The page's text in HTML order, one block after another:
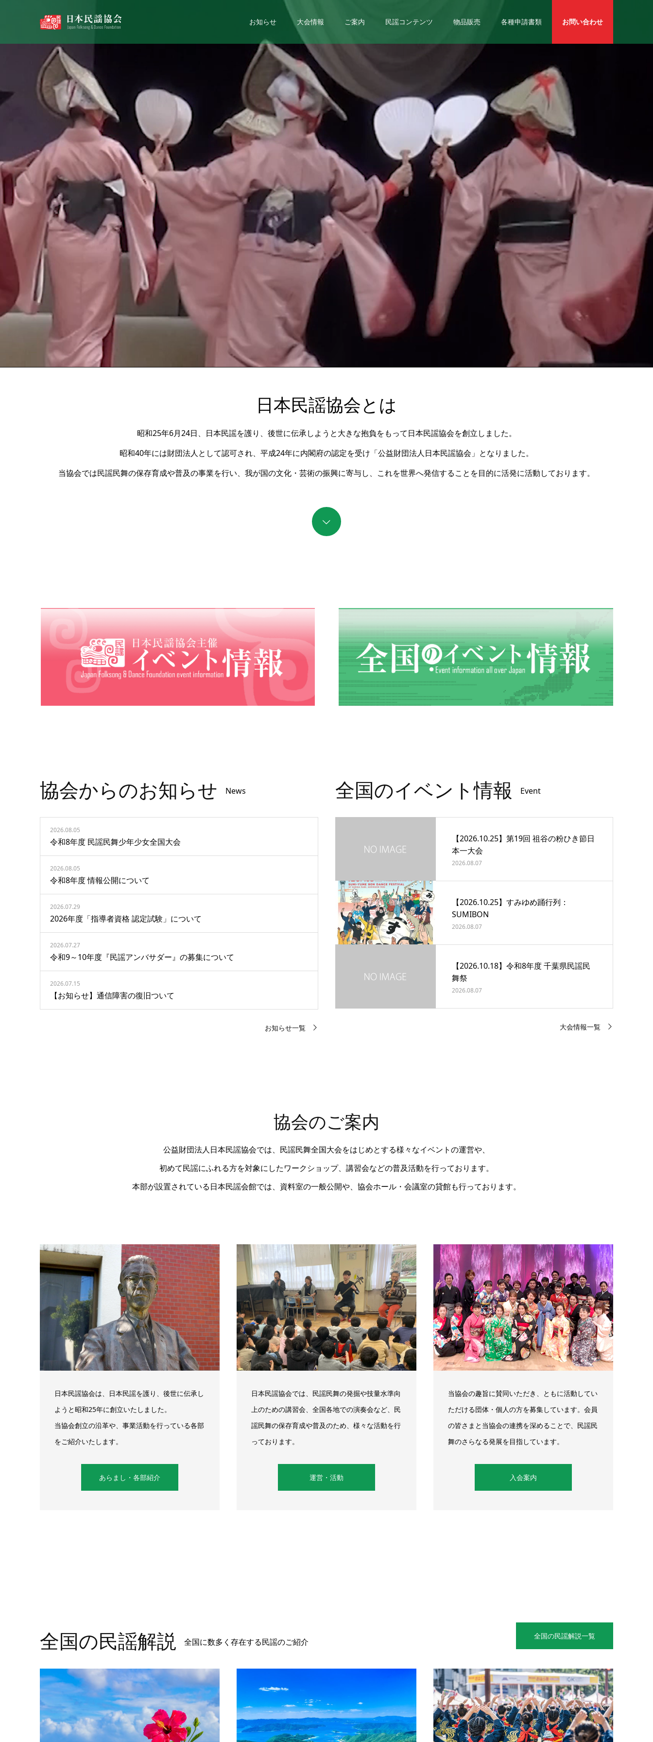
お知らせ 大会情報 ご案内 民謡コンテンツ 物品販売 各種申請書類 お問い合わせ
日本民謡協会とは
昭和25年6月24日、日本民謡を護り、後世に伝承しようと大きな抱負をもって日本民謡協会を創立しました。
昭和40年には財団法人として認可され、平成24年に内閣府の認定を受け「公益財団法人日本民謡協会」となりました。
当協会では民謡民舞の保存育成や普及の事業を行い、我が国の文化・芸術の振興に寄与し、これを世界へ発信することを目的に活発に活動しております。
協会からのお知らせ News
2026.08.05
令和8年度 民謡民舞少年少女全国大会
2026.08.05
令和8年度 情報公開について
2026.07.29
2026年度「指導者資格 認定試験」について
2026.07.27
令和9～10年度『民謡アンバサダー』の募集について
2026.07.15
【お知らせ】通信障害の復旧ついて
お知らせ一覧
全国のイベント情報 Event
【2026.10.25】第19回 祖谷の粉ひき節日
本一大会
2026.08.07
【2026.10.25】すみゆめ踊行列：
SUMIBON
2026.08.07
【2026.10.18】令和8年度 千葉県民謡民
舞祭
2026.08.07
大会情報一覧
協会のご案内
公益財団法人日本民謡協会では、民謡民舞全国大会をはじめとする様々なイベントの運営や、
初めて民謡にふれる方を対象にしたワークショップ、講習会などの普及活動を行っております。
本部が設置されている日本民謡会館では、資料室の一般公開や、協会ホール・会議室の貸館も行っております。
日本民謡協会は、日本民謡を護り、後世に伝承し
ようと昭和25年に創立いたしました。
当協会創立の沿革や、事業活動を行っている各部
をご紹介いたします。
あらまし・各部紹介
日本民謡協会では、民謡民舞の発掘や技量水準向
上のための講習会、全国各地での演奏会など、民
謡民舞の保存育成や普及のため、様々な活動を行
っております。
運営・活動
当協会の趣旨に賛同いただき、ともに活動してい
ただける団体・個人の方を募集しています。会員
の皆さまと当協会の連携を深めることで、民謡民
舞のさらなる発展を目指しています。
入会案内
全国の民謡解説 全国に数多く存在する民謡のご紹介
全国の民謡解説一覧